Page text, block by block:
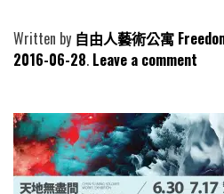
Written by 自由人藝術公寓
2016-06-28 Leave a comment